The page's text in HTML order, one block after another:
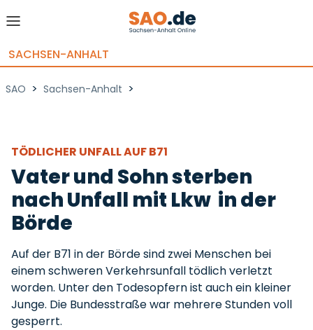
SACHSEN-ANHALT
SAO > Sachsen-Anhalt >
TÖDLICHER UNFALL AUF B71
Vater und Sohn sterben
nach Unfall mit Lkw in der
Börde
Auf der B71 in der Börde sind zwei Menschen bei
einem schweren Verkehrsunfall tödlich verletzt
worden. Unter den Todesopfern ist auch ein kleiner
Junge. Die Bundesstraße war mehrere Stunden voll
gesperrt.